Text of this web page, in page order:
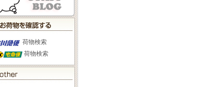
荷物検索
荷物検索